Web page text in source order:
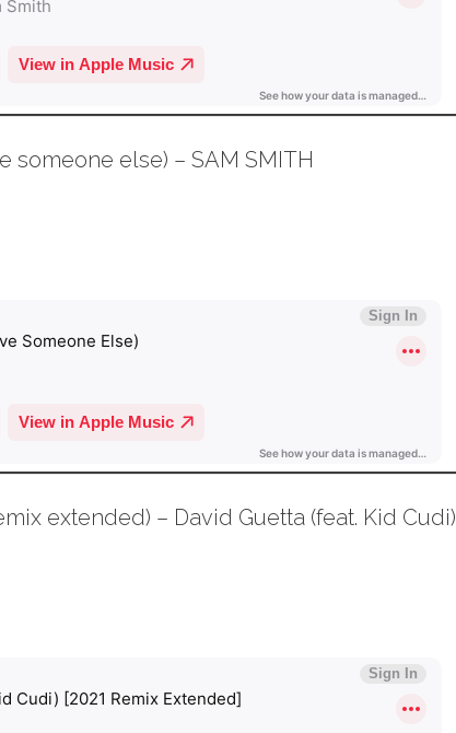
someone else) – SAM SMITH
extended) – David Guetta (feat. Kid Cudi)